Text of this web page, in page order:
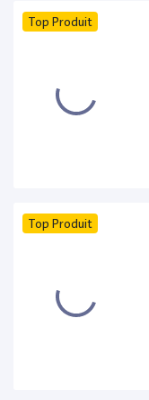
Top Produit
Top Produit